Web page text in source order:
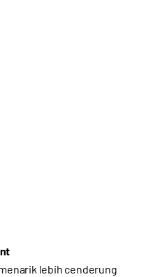
lebih cenderung